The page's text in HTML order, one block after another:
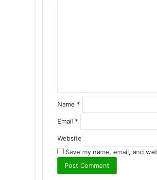
Name *
Email *
Website
Save my name, email, and